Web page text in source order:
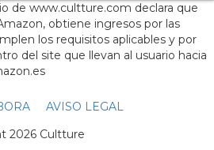
de www.cultture.com declara que
obtiene ingresos por las
los requisitos aplicables y por
del site que llevan al usuario hacia
AVISO LEGAL
2026 Cultture